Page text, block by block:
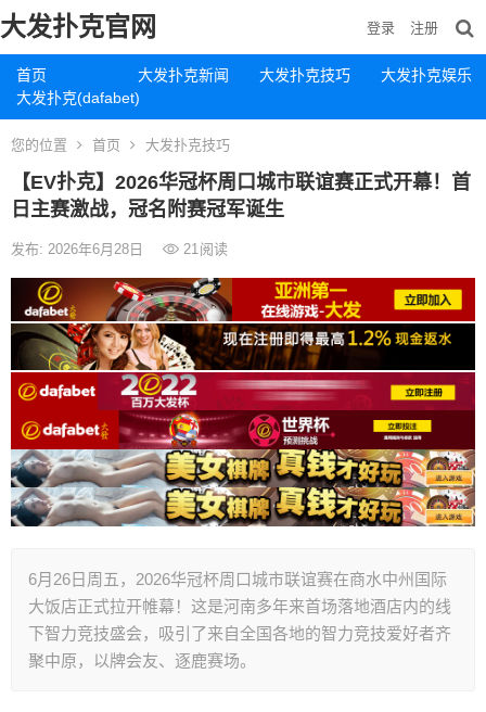
大发扑克官网
首页 大发扑克新闻 大发扑克技巧
大发扑克娱乐
大发扑克(dafabet)
登录 注册
您的位置 首页 大发扑克技巧
【EV扑克】2026华冠杯周口城市联谊赛正式开幕！首
日主赛激战，冠名附赛冠军诞生
发布: 2026年6月28日 21阅读
6月26日周五，2026华冠杯周口城市联谊赛在商水中州国际
大饭店正式拉开帷幕！这是河南多年来首场落地酒店内的线
下智力竞技盛会，吸引了来自全国各地的智力竞技爱好者齐
聚中原，以牌会友、逐鹿赛场。